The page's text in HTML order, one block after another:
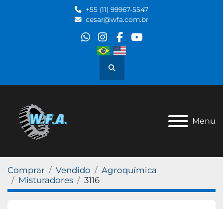
+55 (11) 99967-5547
cesar@wfa.com.br
whatsapp
instagram
facebook
youtube
Pesquisar
Menu
Comprar Vendido
Agroquímica
Misturadores
3116